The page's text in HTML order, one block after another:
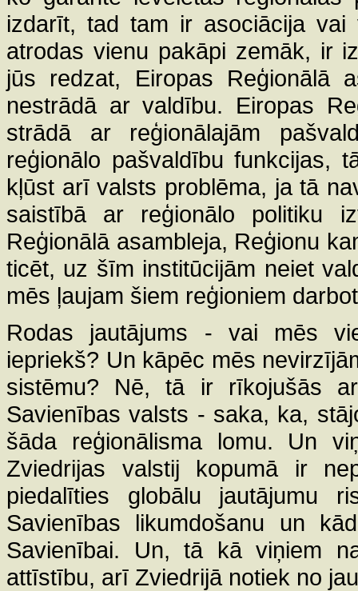
izdarīt, tad tam ir asociācija
atrodas vienu pakāpi zemāk, ir
jūs redzat, Eiropas Reģionālā
nestrādā ar valdību. Eiropas
strādā ar reģionālajām
reģionālo pašvaldību funkcijas,
kļūst arī valsts problēma, ja tā
saistībā ar reģionālo politiku
Reģionālā asambleja, Reģionu
ticēt, uz šīm institūcijām neiet
mēs ļaujam šiem reģioniem
Rodas jautājums - vai mēs
iepriekš? Un kāpēc mēs
sistēmu? Nē, tā ir rīkojušās
Savienības valsts - saka, ka,
šāda reģionālisma lomu. Un
Zviedrijas valstij kopumā ir
piedalīties globālu jautājumu
Savienības likumdošanu un
Savienībai. Un, tā kā viņiem
attīstību, arī Zviedrijā notiek no